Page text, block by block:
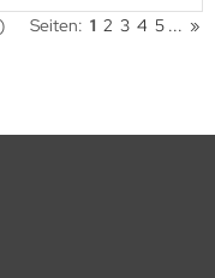
Seiten: 1 2 3 4 5 ... »